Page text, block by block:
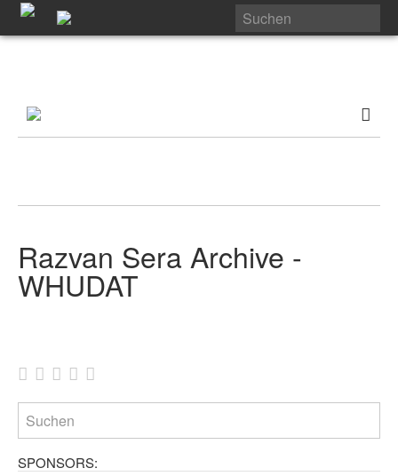
Razvan Sera Archive -
WHUDAT
SPONSORS: